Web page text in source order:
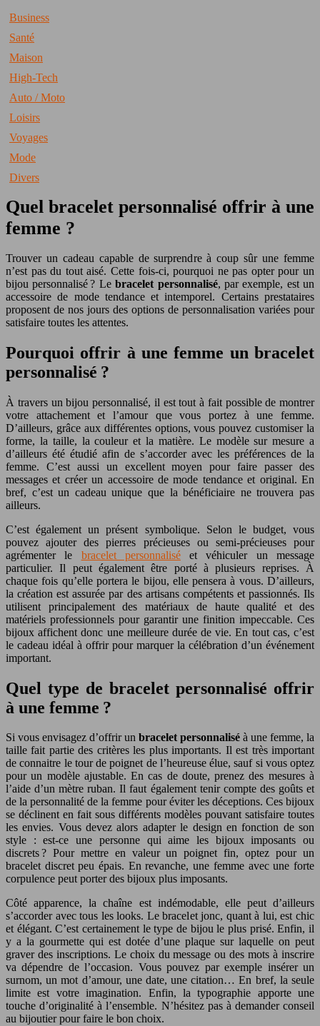
Business
Santé
Maison
High-Tech
Auto / Moto
Loisirs
Voyages
Mode
Divers
Quel bracelet personnalisé offrir à une
femme ?
Trouver un cadeau capable de surprendre à coup sûr une femme
n’est pas du tout aisé. Cette fois-ci, pourquoi ne pas opter pour un
bijou personnalisé ? Lebracelet personnalisé, par exemple, est un
accessoire de mode tendance et intemporel. Certains prestataires
proposent de nos jours des options de personnalisation variées pour
satisfaire toutes les attentes.
Pourquoi offrir à une femme un bracelet
personnalisé ?
À travers un bijou personnalisé, il est tout à fait possible de montrer
votre attachement et l’amour que vous portez à une femme.
D’ailleurs, grâce aux différentes options, vous pouvez customiser la
forme, la taille, la couleur et la matière. Le modèle sur mesure a
d’ailleurs été étudié afin de s’accorder avec les préférences de la
femme. C’est aussi un excellent moyen pour faire passer des
messages et créer un accessoire de mode tendance et original. En
bref, c’est un cadeau unique que la bénéficiaire ne trouvera pas
ailleurs.
C’est également un présent symbolique. Selon le budget, vous
pouvez ajouter des pierres précieuses ou semi-précieuses pour
agrémenter le bracelet personnaliséet véhiculer un message
particulier. Il peut également être porté à plusieurs reprises. À
chaque fois qu’elle portera le bijou, elle pensera à vous. D’ailleurs,
la création est assurée par des artisans compétents et passionnés. Ils
utilisent principalement des matériaux de haute qualité et des
matériels professionnels pour garantir une finition impeccable. Ces
bijoux affichent donc une meilleure durée de vie. En tout cas, c’est
le cadeau idéal à offrir pour marquer la célébration d’un événement
important.
Quel type de bracelet personnalisé offrir
à une femme ?
Si vous envisagez d’offrir un bracelet personnalisé à une femme, la
taille fait partie des critères les plus importants. Il est très important
de connaitre le tour de poignet de l’heureuse élue, sauf si vous optez
pour un modèle ajustable. En cas de doute, prenez des mesures à
l’aide d’un mètre ruban. Il faut également tenir compte des goûts et
de la personnalité de la femme pour éviter les déceptions. Ces bijoux
se déclinent en fait sous différents modèles pouvant satisfaire toutes
les envies. Vous devez alors adapter le design en fonction de son
style : est-ce une personne qui aime les bijoux imposants ou
discrets ? Pour mettre en valeur un poignet fin, optez pour un
bracelet discret peu épais. En revanche, une femme avec une forte
corpulence peut porter des bijoux plus imposants.
Côté apparence, la chaîne est indémodable, elle peut d’ailleurs
s’accorder avec tous les looks. Le bracelet jonc, quant à lui, est chic
et élégant. C’est certainement le type de bijou le plus prisé. Enfin, il
y a la gourmette qui est dotée d’une plaque sur laquelle on peut
graver des inscriptions. Le choix du message ou des mots à inscrire
va dépendre de l’occasion. Vous pouvez par exemple insérer un
surnom, un mot d’amour, une date, une citation… En bref, la seule
limite est votre imagination. Enfin, la typographie apporte une
touche d’originalité à l’ensemble. N’hésitez pas à demander conseil
au bijoutier pour faire le bon choix.